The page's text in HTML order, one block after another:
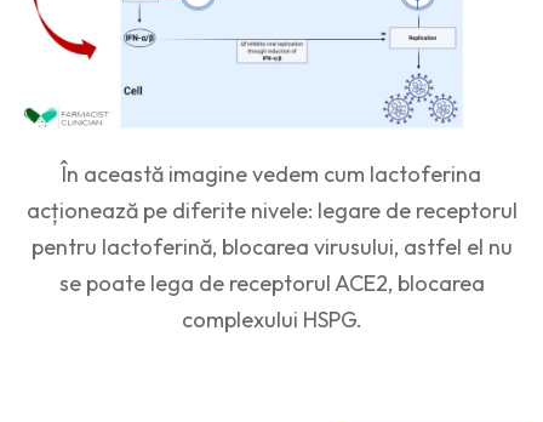
În această imagine vedem cum lactoferina
acționează pe diferite nivele: legare de receptorul
pentru lactoferină, blocarea virusului, astfel el nu
se poate lega de receptorul ACE2, blocarea
complexului HSPG.